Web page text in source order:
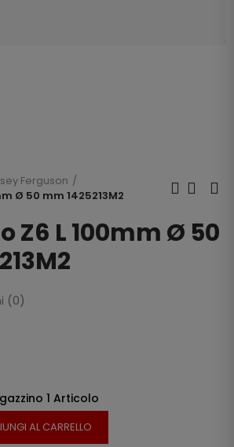
Ferguson
Ø 50 mm 1425213M2
Z6 L 100mm Ø 50
(0)
1 Articolo
AL CARRELLO